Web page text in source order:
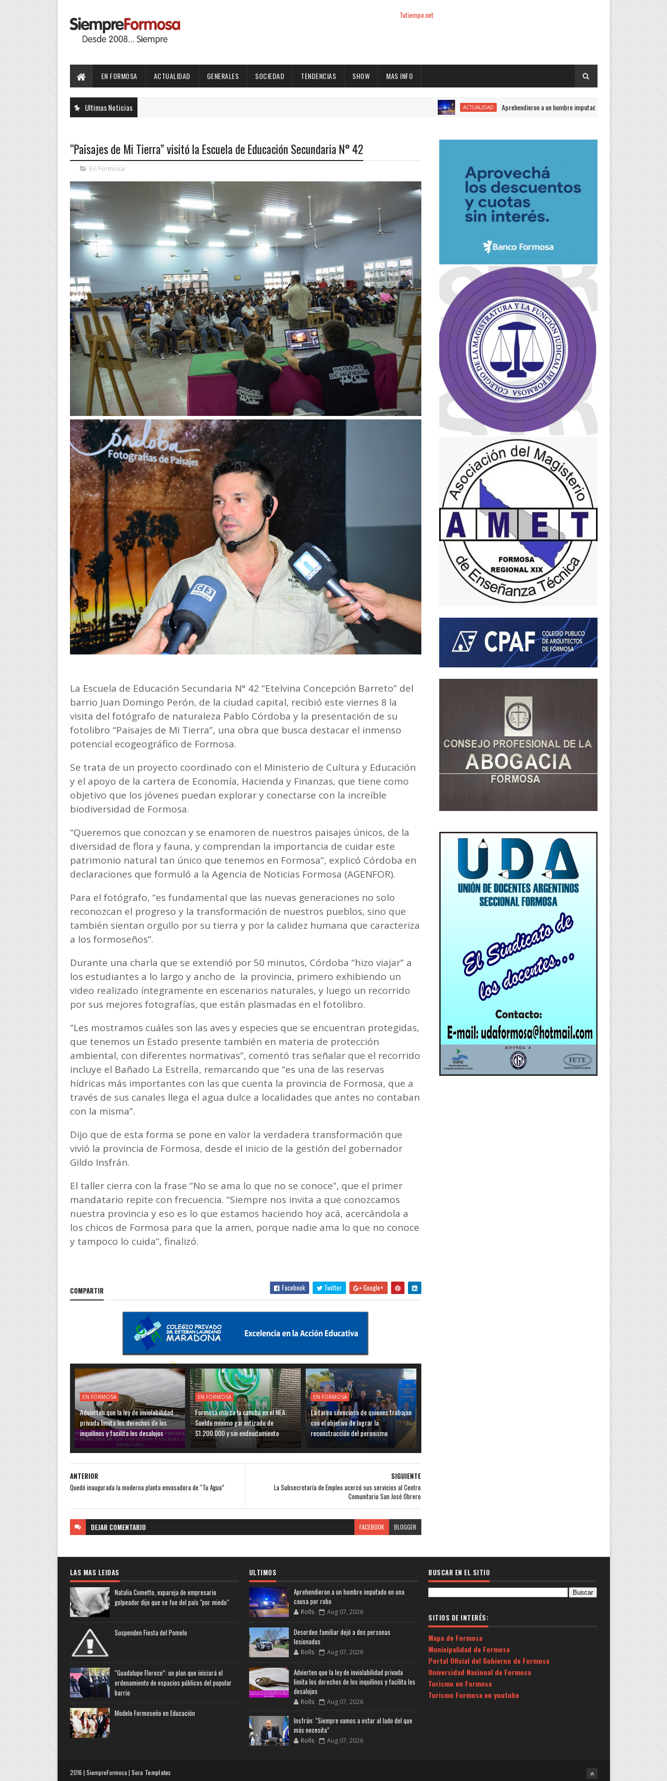
Tutiempo.net
EN FORMOSA ACTUALIDAD GENERALES SOCIEDAD TENDENCIAS SHOW MAS INFO
Ultimas Noticias ACTUALIDAD Aprehendieron a un hombre imputado en una causa por robo
“Paisajes de Mi Tierra” visitó la Escuela de Educación Secundaria N° 42
En Formosa
La Escuela de Educación Secundaria N° 42 “Etelvina Concepción Barreto” del
barrio Juan Domingo Perón, de la ciudad capital, recibió este viernes 8 la
visita del fotógrafo de naturaleza Pablo Córdoba y la presentación de su
fotolibro “Paisajes de Mi Tierra”, una obra que busca destacar el inmenso
potencial ecogeográfico de Formosa.
Se trata de un proyecto coordinado con el Ministerio de Cultura y Educación
y el apoyo de la cartera de Economía, Hacienda y Finanzas, que tiene como
objetivo que los jóvenes puedan explorar y conectarse con la increíble
biodiversidad de Formosa.
“Queremos que conozcan y se enamoren de nuestros paisajes únicos, de la
diversidad de flora y fauna, y comprendan la importancia de cuidar este
patrimonio natural tan único que tenemos en Formosa”, explicó Córdoba en
declaraciones que formuló a la Agencia de Noticias Formosa (AGENFOR).
Para el fotógrafo, “es fundamental que las nuevas generaciones no solo
reconozcan el progreso y la transformación de nuestros pueblos, sino que
también sientan orgullo por su tierra y por la calidez humana que caracteriza
a los formoseños”.
Durante una charla que se extendió por 50 minutos, Córdoba “hizo viajar” a
los estudiantes a lo largo y ancho de la provincia, primero exhibiendo un
video realizado íntegramente en escenarios naturales, y luego un recorrido
por sus mejores fotografías, que están plasmadas en el fotolibro.
“Les mostramos cuáles son las aves y especies que se encuentran protegidas,
que tenemos un Estado presente también en materia de protección
ambiental, con diferentes normativas”, comentó tras señalar que el recorrido
incluye el Bañado La Estrella, remarcando que “es una de las reservas
hídricas más importantes con las que cuenta la provincia de Formosa, que a
través de sus canales llega el agua dulce a localidades que antes no contaban
con la misma”.
Dijo que de esta forma se pone en valor la verdadera transformación que
vivió la provincia de Formosa, desde el inicio de la gestión del gobernador
Gildo Insfrán.
El taller cierra con la frase “No se ama lo que no se conoce”, que el primer
mandatario repite con frecuencia. “Siempre nos invita a que conozcamos
nuestra provincia y eso es lo que estamos haciendo hoy acá, acercándola a
los chicos de Formosa para que la amen, porque nadie ama lo que no conoce
y tampoco lo cuida”, finalizó.
COMPARTIR Facebook Twitter Google+
EN FORMOSA
Advierten que la ley de inviolabilidad
privada limita los derechos de los
inquilinos y facilita los desalojos
EN FORMOSA
Formosa marca la cancha en el NEA:
Sueldo mínimo garantizado de
$1.200.000 y sin endeudamiento
EN FORMOSA
La tarea silenciosa de quienes trabajan
con el objetivo de lograr la
reconstrucción del peronismo
SIGUIENTE
La Subsecretaría de Empleo acercó sus servicios al Centro
Comunitario San José Obrero
ANTERIOR
Quedó inaugurada la moderna planta envasadora de “Tu Agua”
DEJAR COMENTARIO FACEBOOK BLOGGER
LAS MAS LEIDAS
Natalia Cometto, expareja de empresario
golpeador dijo que se fue del país "por miedo"
Suspenden Fiesta del Pomelo
“Guadalupe Florece”: un plan que iniciará el
ordenamiento de espacios públicos del popular
barrio
Modelo Formoseño en Educación
ULTIMOS
Aprehendieron a un hombre imputado en una
causa por robo
Rolls Aug 07, 2026
Desorden familiar dejó a dos personas
lesionadas
Rolls Aug 07, 2026
Advierten que la ley de inviolabilidad privada
limita los derechos de los inquilinos y facilita los
desalojos
Rolls Aug 07, 2026
Insfrán: “Siempre vamos a estar al lado del que
más necesita”
Rolls Aug 07, 2026
BUSCAR EN EL SITIO
SITIOS DE INTERÉS:
Mapa de Formosa
Municipalidad de Formosa
Portal Oficial del Gobierno de Formosa
Universidad Nacional de Formosa
Turismo en Formosa
Turismo Formosa en youtube
2016 | SiempreFormosa | Sora Templates